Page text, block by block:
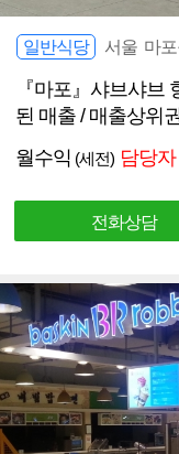
일반식당 서울 마
『마포』샤브샤
된 매출 / 매출상위
월수익 (세전) 담당
전화상담